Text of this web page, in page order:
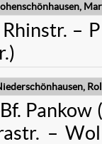
–
–